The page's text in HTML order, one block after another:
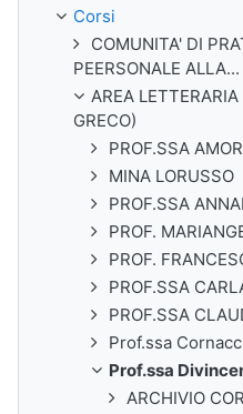
Corsi
COMUNITA' DI
PEERSONALE ALLA...
AREA
GRECO)
PROF.SSA
MINA LORUSSO
PROF.SSA
PROF.
PROF.
PROF.SSA
PROF.SSA
Prof.ssa
Prof.ssa
ARCHIVIO